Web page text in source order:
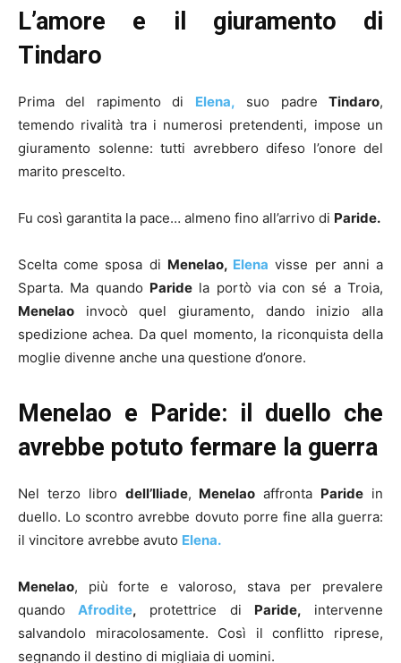
L’amore e il giuramento di
Tindaro
Prima del rapimento di Elena, suo padreTindaro,
temendo rivalità tra i numerosi pretendenti, impose un
giuramento solenne: tutti avrebbero difeso l’onore del
marito prescelto.
Fu così garantita la pace… almeno fino all’arrivo di Paride.
Scelta come sposa di Menelao, Elena visse per anni a
Sparta. Ma quando Paridela portò via con sé a Troia,
Menelao invocò quel giuramento, dando inizio alla
spedizione achea. Da quel momento, la riconquista della
moglie divenne anche una questione d’onore.
Menelao e Paride: il duello che
avrebbe potuto fermare la guerra
Nel terzo libro dell’Iliade, Menelao affronta Paride in
duello. Lo scontro avrebbe dovuto porre fine alla guerra:
il vincitore avrebbe avuto Elena.
Menelao, più forte e valoroso, stava per prevalere
quandoAfrodite, protettrice di Paride, intervenne
salvandolo miracolosamente. Così il conflitto riprese,
segnando il destino di migliaia di uomini.